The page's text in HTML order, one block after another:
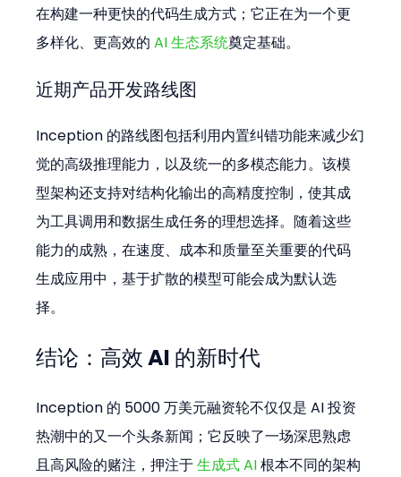
在构建一种更快的代码生成方式；它正在为一个更
多样化、更高效的 AI 生态系统奠定基础。
近期产品开发路线图
Inception 的路线图包括利用内置纠错功能来减少幻
觉的高级推理能力，以及统一的多模态能力。该模
型架构还支持对结构化输出的高精度控制，使其成
为工具调用和数据生成任务的理想选择。随着这些
能力的成熟，在速度、成本和质量至关重要的代码
生成应用中，基于扩散的模型可能会成为默认选
择。
结论：高效 AI 的新时代
Inception 的 5000 万美元融资轮不仅仅是 AI 投资
热潮中的又一个头条新闻；它反映了一场深思熟虑
且高风险的赌注，押注于 生成式 AI 根本不同的架构